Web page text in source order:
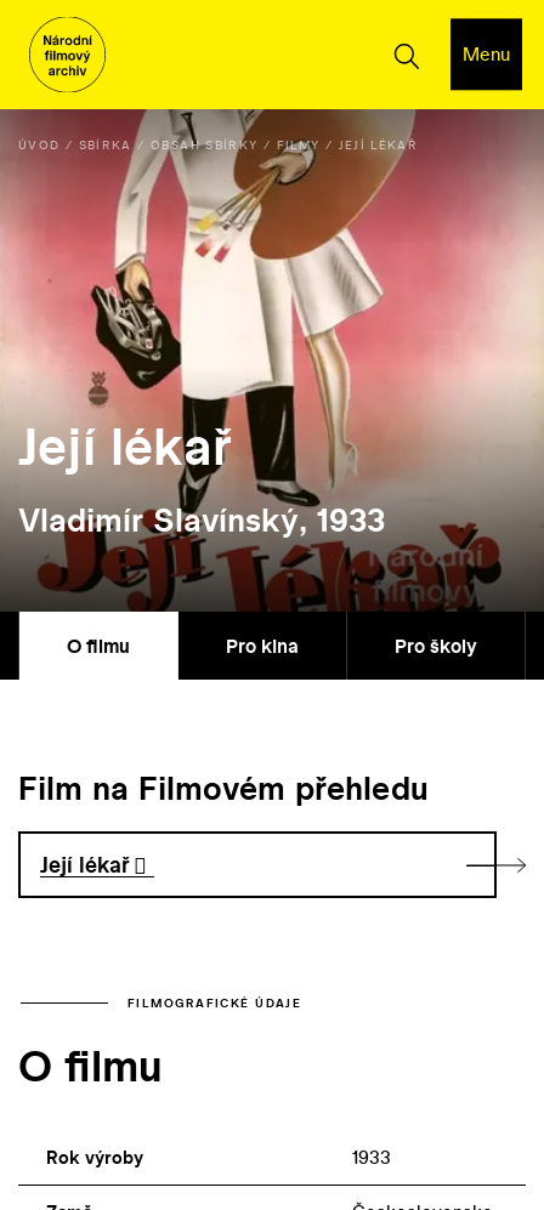
Menu
ÚVOD SBÍRKA OBSAH SBÍRKY FILMY JEJÍ LÉKAŘ
Její lékař
Vladimír Slavínský, 1933
O filmu Pro kina Pro školy
Film na Filmovém přehledu
Její lékař
FILMOGRAFICKÉ ÚDAJE
O filmu
Rok výroby 1933